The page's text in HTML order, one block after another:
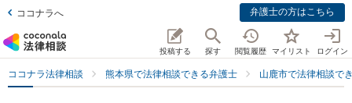
ココナラへ 弁護士の方はこちら
投稿する 探す 閲覧履歴 マイリスト ログイン
ココナラ法律相談 熊本県で法律相談できる弁護士 山鹿市で法律相談で